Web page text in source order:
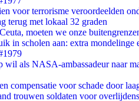
voor terrorisme veroordeelden
terug met lokaal 32 graden
moeten we onze
in scholen aan: extra mondelinge
wil als NASA-ambassadeur naar
compensatie voor schade door
trouwen soldaten voor